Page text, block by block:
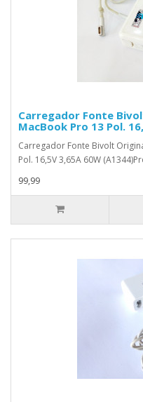
Carregador Fonte
MacBook Pro 13 Pol.
Carregador Fonte Bivolt
Pol. 16,5V 3,65A 60W
99,99